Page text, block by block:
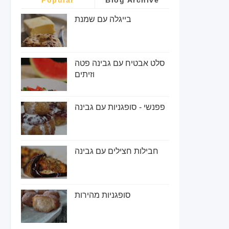
בייגלה עם שמנת
סלט אבטיח עם גבינה פטה
וזיתים
פפנשי - סופגניות עם גבינה
חבילות חצילים עם גבינה
סופגניות מהירות